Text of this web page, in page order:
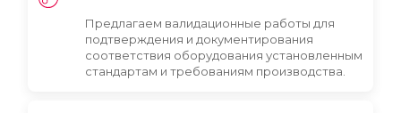
Предлагаем валидационные работы для
подтверждения и документирования
соответствия оборудования установленным
стандартам и требованиям производства.